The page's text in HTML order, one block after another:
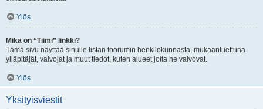
Ylös
Mikä on “Tiimi” linkki?
Tämä sivu näyttää sinulle listan foorumin henkilökunnasta, mukaanluettuna
ylläpitäjät, valvojat ja muut tiedot, kuten alueet joita he valvovat.
Ylös
Yksityisviestit